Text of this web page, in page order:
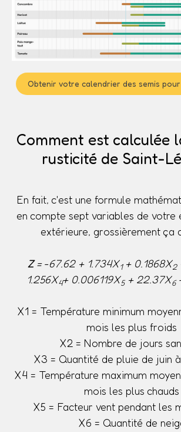
Obtenir votre calendrier des semis
Comment est calculée
rusticité de Saint-
En fait, c'est une formule
en compte sept variables de votre
extérieure, grossièrement ça
Z= -67.62 + 1.734X1+ 0.1868X2
1.256X4+ 0.006119X5+ 22.37X6
X1 = Température minimum
mois les plus froids
X2 = Nombre de jours
X3 = Quantité de pluie de juin
X4 = Température maximum
mois les plus chauds
X5 = Facteur vent pendant les
X6 = Quantité de